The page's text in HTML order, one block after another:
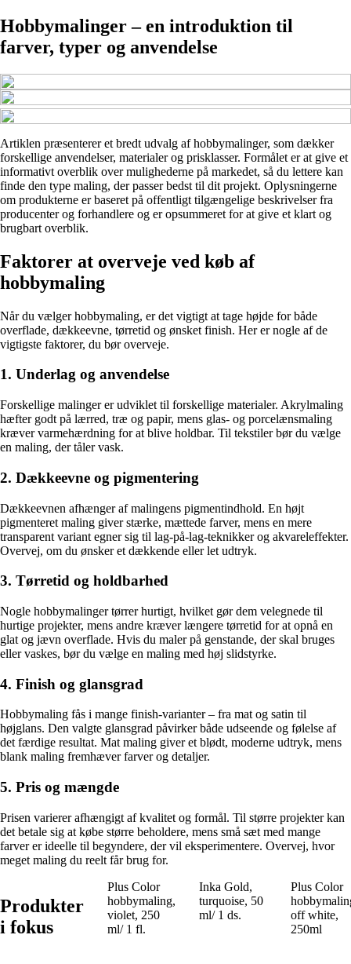
Hobbymalinger – en introduktion til
farver, typer og anvendelse
Artiklen præsenterer et bredt udvalg af hobbymalinger, som dækker
forskellige anvendelser, materialer og prisklasser. Formålet er at give et
informativt overblik over mulighederne på markedet, så du lettere kan
finde den type maling, der passer bedst til dit projekt. Oplysningerne
om produkterne er baseret på offentligt tilgængelige beskrivelser fra
producenter og forhandlere og er opsummeret for at give et klart og
brugbart overblik.
Faktorer at overveje ved køb af
hobbymaling
Når du vælger hobbymaling, er det vigtigt at tage højde for både
overflade, dækkeevne, tørretid og ønsket finish. Her er nogle af de
vigtigste faktorer, du bør overveje.
1. Underlag og anvendelse
Forskellige malinger er udviklet til forskellige materialer. Akrylmaling
hæfter godt på lærred, træ og papir, mens glas- og porcelænsmaling
kræver varmehærdning for at blive holdbar. Til tekstiler bør du vælge
en maling, der tåler vask.
2. Dækkeevne og pigmentering
Dækkeevnen afhænger af malingens pigmentindhold. En højt
pigmenteret maling giver stærke, mættede farver, mens en mere
transparent variant egner sig til lag-på-lag-teknikker og akvareleffekter.
Overvej, om du ønsker et dækkende eller let udtryk.
3. Tørretid og holdbarhed
Nogle hobbymalinger tørrer hurtigt, hvilket gør dem velegnede til
hurtige projekter, mens andre kræver længere tørretid for at opnå en
glat og jævn overflade. Hvis du maler på genstande, der skal bruges
eller vaskes, bør du vælge en maling med høj slidstyrke.
4. Finish og glansgrad
Hobbymaling fås i mange finish-varianter – fra mat og satin til
højglans. Den valgte glansgrad påvirker både udseende og følelse af
det færdige resultat. Mat maling giver et blødt, moderne udtryk, mens
blank maling fremhæver farver og detaljer.
5. Pris og mængde
Prisen varierer afhængigt af kvalitet og formål. Til større projekter kan
det betale sig at købe større beholdere, mens små sæt med mange
farver er ideelle til begyndere, der vil eksperimentere. Overvej, hvor
meget maling du reelt får brug for.
Produkter
i fokus
Plus Color
hobbymaling,
violet, 250
ml/ 1 fl.
Inka Gold,
turquoise, 50
ml/ 1 ds.
Plus Color
off white,
250ml